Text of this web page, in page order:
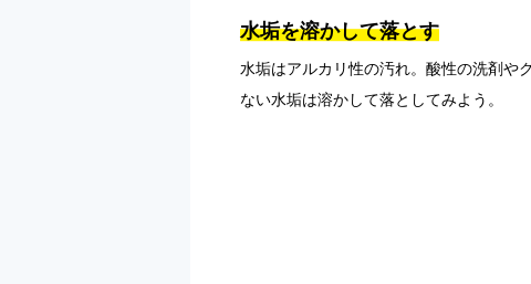
水垢を溶かして落とす
水垢はアルカリ性の汚れ。酸性の洗剤や
ない水垢は溶かして落としてみよう。